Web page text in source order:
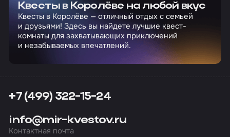
Квесты в Королёве на любой вкус
Квесты в Королёве — отличный отдых с семьей
и друзьями! Здесь вы найдете лучшие квест-
комнаты для захватывающих приключений
и незабываемых впечатлений.
+7 (499) 322-15-24
info@mir-kvestov.ru
Контактная почта